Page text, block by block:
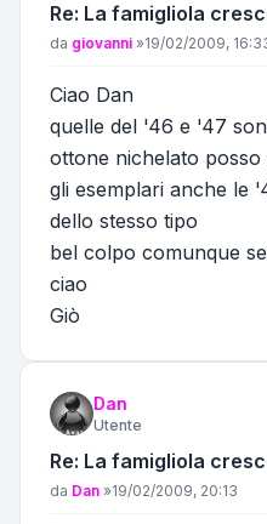
Re: La famigliola
Messaggio
da giovanni »19/02/2009,
Ciao Dan
quelle del '46 e '47
ottone nichelato
gli esemplari anche le
dello stesso tipo
bel colpo comunque
ciao
Giò
Dan
Utente
Re: La famigliola
Messaggio
da Dan »19/02/2009, 20:13